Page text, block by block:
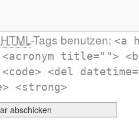
HTML-Tags benutzen: <a
title="">
<del
<strong>